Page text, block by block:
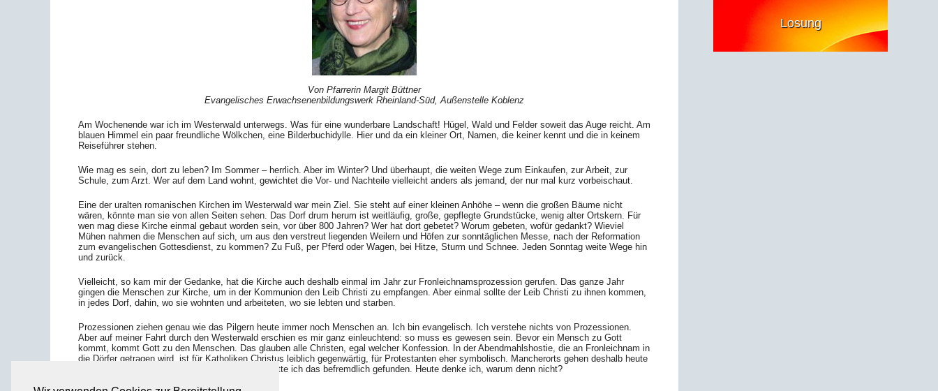
Von Pfarrerin Margit Büttner
Evangelisches Erwachsenenbildungswerk Rheinland-Süd, Außenstelle Koblenz
Am Wochenende war ich im Westerwald unterwegs. Was für eine wunderbare Landschaft! Hügel, Wald und Felder soweit das Auge reicht. Am
blauen Himmel ein paar freundliche Wölkchen, eine Bilderbuchidylle. Hier und da ein kleiner Ort, Namen, die keiner kennt und die in keinem
Reiseführer stehen.
Wie mag es sein, dort zu leben? Im Sommer – herrlich. Aber im Winter? Und überhaupt, die weiten Wege zum Einkaufen, zur Arbeit, zur
Schule, zum Arzt. Wer auf dem Land wohnt, gewichtet die Vor- und Nachteile vielleicht anders als jemand, der nur mal kurz vorbeischaut.
Eine der uralten romanischen Kirchen im Westerwald war mein Ziel. Sie steht auf einer kleinen Anhöhe – wenn die großen Bäume nicht
wären, könnte man sie von allen Seiten sehen. Das Dorf drum herum ist weitläufig, große, gepflegte Grundstücke, wenig alter Ortskern. Für
wen mag diese Kirche einmal gebaut worden sein, vor über 800 Jahren? Wer hat dort gebetet? Worum gebeten, wofür gedankt? Wieviel
Mühen nahmen die Menschen auf sich, um aus den verstreut liegenden Weilern und Höfen zur sonntäglichen Messe, nach der Reformation
zum evangelischen Gottesdienst, zu kommen? Zu Fuß, per Pferd oder Wagen, bei Hitze, Sturm und Schnee. Jeden Sonntag weite Wege hin
und zurück.
Vielleicht, so kam mir der Gedanke, hat die Kirche auch deshalb einmal im Jahr zur Fronleichnamsprozession gerufen. Das ganze Jahr
gingen die Menschen zur Kirche, um in der Kommunion den Leib Christi zu empfangen. Aber einmal sollte der Leib Christi zu ihnen kommen,
in jedes Dorf, dahin, wo sie wohnten und arbeiteten, wo sie lebten und starben.
Prozessionen ziehen genau wie das Pilgern heute immer noch Menschen an. Ich bin evangelisch. Ich verstehe nichts von Prozessionen.
Aber auf meiner Fahrt durch den Westerwald erschien es mir ganz einleuchtend: so muss es gewesen sein. Bevor ein Mensch zu Gott
kommt, kommt Gott zu den Menschen. Das glauben alle Christen, egal welcher Konfession. In der Abendmahlshostie, die an Fronleichnam in
die Dörfer getragen wird, ist für Katholiken Christus leiblich gegenwärtig, für Protestanten eher symbolisch. Mancherorts gehen deshalb heute
auch Evangelische mit zur Prozession. Früher hätte ich das befremdlich gefunden. Heute denke ich, warum denn nicht?
Losung